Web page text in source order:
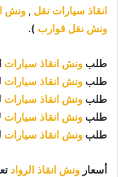
انقاذ سيارات نقل , ونش
ونش نقل قوارب ).
طلب ونش انقاذ سيارات
طلب ونش انقاذ سيارات
طلب ونش انقاذ سيارات
طلب ونش انقاذ سيارات
طلب ونش انقاذ سيارات
أسعار ونش انقاذ الرواد